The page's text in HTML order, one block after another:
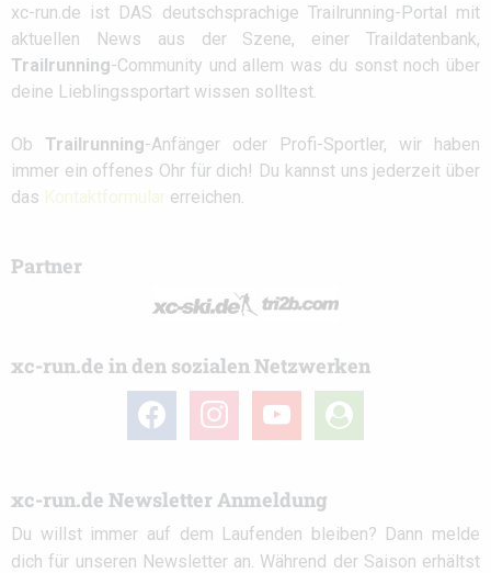
xc-run.de ist DAS deutschsprachige Trailrunning-Portal mit
aktuellen News aus der Szene, einer Traildatenbank,
Trailrunning-Community und allem was du sonst noch über
deine Lieblingssportart wissen solltest.
Ob Trailrunning-Anfänger oder Profi-Sportler, wir haben
immer ein offenes Ohr für dich! Du kannst uns jederzeit über
das Kontaktformular erreichen.
Partner
xc-run.de in den sozialen Netzwerken
facebook instagram youtube
user-
circle
xc-run.de Newsletter Anmeldung
Du willst immer auf dem Laufenden bleiben? Dann melde
dich für unseren Newsletter an. Während der Saison erhältst